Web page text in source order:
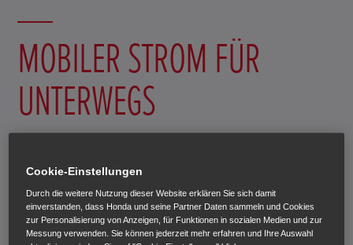
MOBILER STROM FÜR
UNTERWEGS
Stromerzeuger haben schallisolierende Gehäuse, um die
Betriebsgeräusche auf ein komfortables Niveau zu
senken. Durch die Verwendung ultraleichter Materialien
wie zum Beispiel Magnesium, wird das Gewicht der
Cookie-Einstellungen
Durch die weitere Nutzung dieser Website erklären Sie sich damit
einverstanden, dass Honda und seine Partner Daten sammeln und Cookies
zur Personalisierung von Anzeigen, für Funktionen in sozialen Medien und zur
Messung verwenden. Sie können jederzeit mehr erfahren und Ihre Auswahl